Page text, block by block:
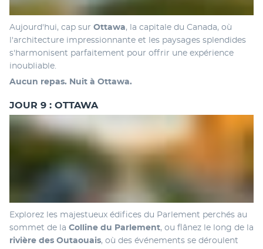
Aujourd'hui, cap sur Ottawa, la capitale du Canada, où
l'architecture impressionnante et les paysages splendides
s'harmonisent parfaitement pour offrir une expérience
inoubliable.
Aucun repas. Nuit à Ottawa.
JOUR 9 : OTTAWA
Explorez les majestueux édifices du Parlement perchés au
sommet de la Colline du Parlement
rivière des Outaouais, où des événements se déroulent